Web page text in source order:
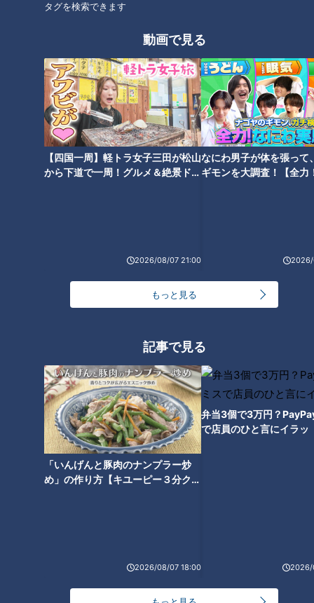
タグを検索できます
動画で見る
【四国一周】軽トラ女子三田が松山
から下道で一周！グルメ＆絶景ドラ
2026/08/07 21:00
なにわ男子が体を張って
ギモンを大調査！【全力
2026/
もっと見る
記事で見る
「いんげんと豚肉のナンプラー炒
め」の作り方【キユーピー３分クッ
2026/08/07 18:00
弁当3個で3万円？
で店員のひと言にイラッ
2026/
林「洗濯機ではなくね。洗濯機ではなく乾燥機の回り方ね。っ
安田「“乾燥機あるある”はいいって」
安田にたしなめられても、林の乾燥機トークはなおも続きま
林「序盤こう、不安になるくらい回って、しばらくしたらこう
そんな掛け合いを経て、話題は「結局何の力が必要なのか」に
戻ります。まず安田が挙げたのは、腕の力でした。
安田「逆上がりは最初のゼロ位置はあれじゃないか。腕で腹を
いかに棒に近づけるかっていう腕力じゃないの」
しろくじちゃん「お腹も使いそうじゃないですか。ぐっと引き
寄せるみたいな。リズムとか、体の。力を使うリズムかな」
林「へそに、いかに棒をぶつけるかみたいな。でも、俺みたい